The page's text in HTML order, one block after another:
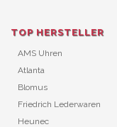
TOP HERSTELLER
AMS Uhren
Atlanta
Blomus
Friedrich Lederwaren
Heunec